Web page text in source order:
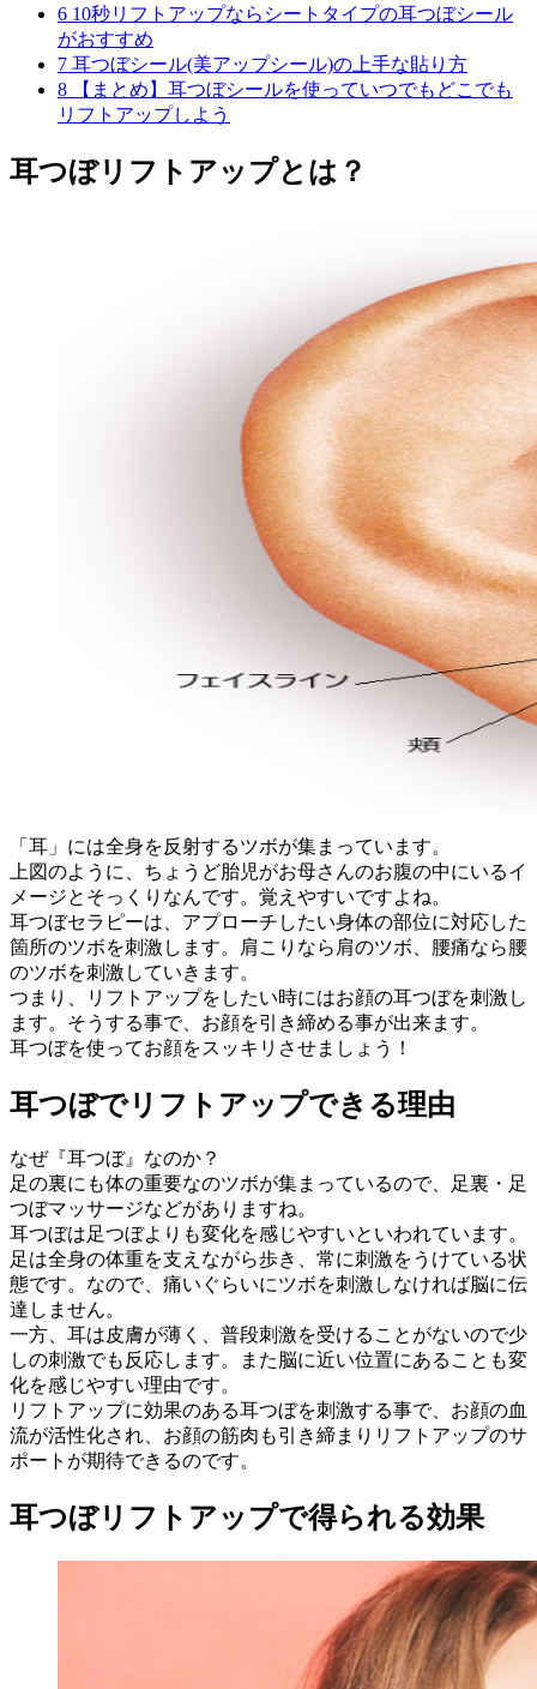
6 10秒リフトアップならシートタイプの耳つぼシール
がおすすめ
7 耳つぼシール(美アップシール)の上手な貼り方
8 【まとめ】耳つぼシールを使っていつでもどこでも
リフトアップしよう
耳つぼリフトアップとは？
「耳」には全身を反射するツボが集まっています。
上図のように、ちょうど胎児がお母さんのお腹の中にいるイ
メージとそっくりなんです。覚えやすいですよね。
耳つぼセラピーは、アプローチしたい身体の部位に対応した
箇所のツボを刺激します。肩こりなら肩のツボ、腰痛なら腰
のツボを刺激していきます。
つまり、リフトアップをしたい時にはお顔の耳つぼを刺激し
ます。そうする事で、お顔を引き締める事が出来ます。
耳つぼを使ってお顔をスッキリさせましょう！
耳つぼでリフトアップできる理由
なぜ『耳つぼ』なのか？
足の裏にも体の重要なのツボが集まっているので、足裏・足
つぼマッサージなどがありますね。
耳つぼは足つぼよりも変化を感じやすいといわれています。
足は全身の体重を支えながら歩き、常に刺激をうけている状
態です。なので、痛いぐらいにツボを刺激しなければ脳に伝
達しません。
一方、耳は皮膚が薄く、普段刺激を受けることがないので少
しの刺激でも反応します。また脳に近い位置にあることも変
化を感じやすい理由です。
リフトアップに効果のある耳つぼを刺激する事で、お顔の血
流が活性化され、お顔の筋肉も引き締まりリフトアップのサ
ポートが期待できるのです。
耳つぼリフトアップで得られる効果